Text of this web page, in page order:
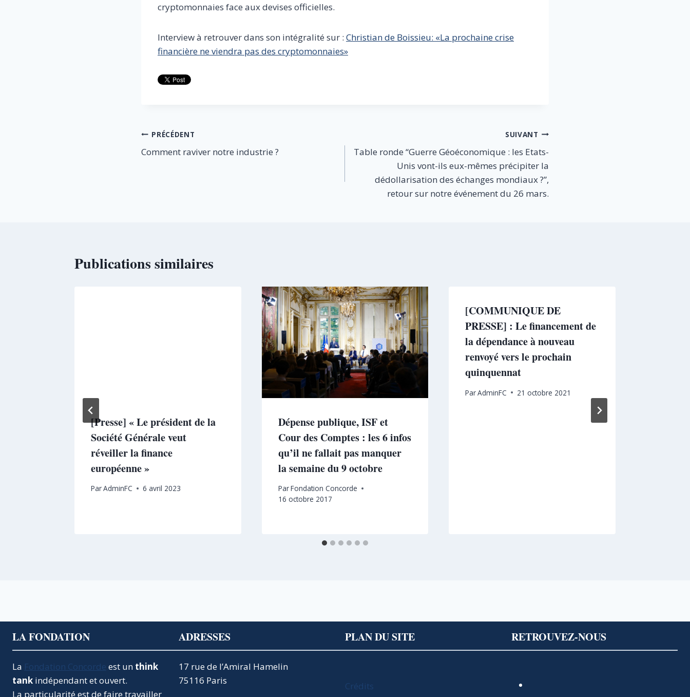
cryptomonnaies face aux devises officielles.
Interview à retrouver dans son intégralité sur : Christian de Boissieu: «La prochaine crise
financière ne viendra pas des cryptomonnaies»
Navigation
de
PRÉCÉDENT
Comment raviver notre industrie ?
SUIVANT
Table ronde “Guerre Géoéconomique : les Etats-
Unis vont-ils eux-mêmes précipiter la
dédollarisation des échanges mondiaux ?”,
retour sur notre événement du 26 mars.
Publications similaires
[Presse] « Le président de la
Société Générale veut
réveiller la finance
européenne »
ParAdminFC 6 avril 2023
Dépense publique, ISF et
Cour des Comptes : les 6 infos
qu’il ne fallait pas manquer
la semaine du 9 octobre
ParFondation Concorde
16 octobre 2017
[COMMUNIQUE DE
PRESSE] : Le financement de
la dépendance à nouveau
renvoyé vers le prochain
quinquennat
ParAdminFC 21 octobre 2021
LA FONDATION
La Fondation Concorde est un think
tank indépendant et ouvert.
La particularité est de faire travailler
ADRESSES
17 rue de l’Amiral Hamelin
75116 Paris
PLAN DU SITE
Crédits
RETROUVEZ-NOUS